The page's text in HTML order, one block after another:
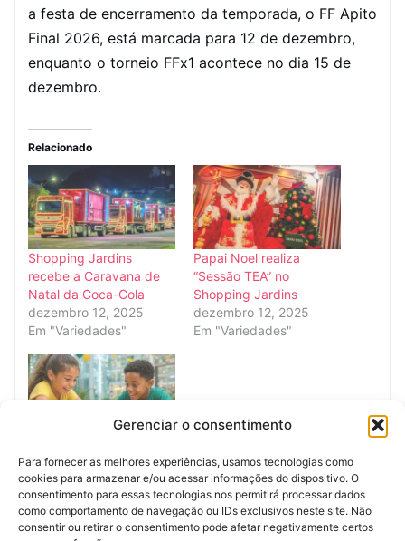
Gerenciar o consentimento
Para fornecer as melhores experiências, usamos tecnologias como
cookies para armazenar e/ou acessar informações do dispositivo. O
consentimento para essas tecnologias nos permitirá processar dados
como comportamento de navegação ou IDs exclusivos neste site. Não
consentir ou retirar o consentimento pode afetar negativamente certos
a festa de encerramento da temporada, o FF Apito
Final 2026, está marcada para 12 de dezembro,
enquanto o torneio FFx1 acontece no dia 15 de
dezembro.
Relacionado
Shopping Jardins
recebe a Caravana de
Natal da Coca-Cola
dezembro 12, 2025
Em "Variedades"
Papai Noel realiza
“Sessão TEA” no
Shopping Jardins
dezembro 12, 2025
Em "Variedades"
promove Campeonato
de Bafão
julho 7, 2026
Em "Notícias de